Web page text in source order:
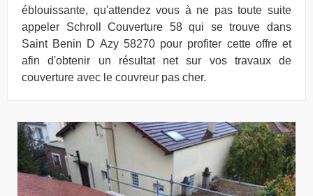
éblouissante, qu'attendez vous à ne pas toute suite
appeler Schroll Couverture 58 qui se trouve dans
Saint Benin D Azy 58270 pour profiter cette offre et
afin d'obtenir un résultat net sur vos travaux de
couverture avec le couvreur pas cher.